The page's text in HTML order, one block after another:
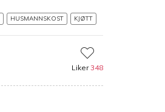
HUSMANNSKOST KJØTT
Liker348